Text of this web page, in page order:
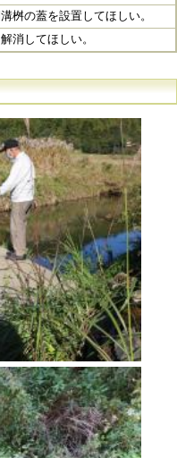
桝の蓋を設置してほしい。
消してほしい。